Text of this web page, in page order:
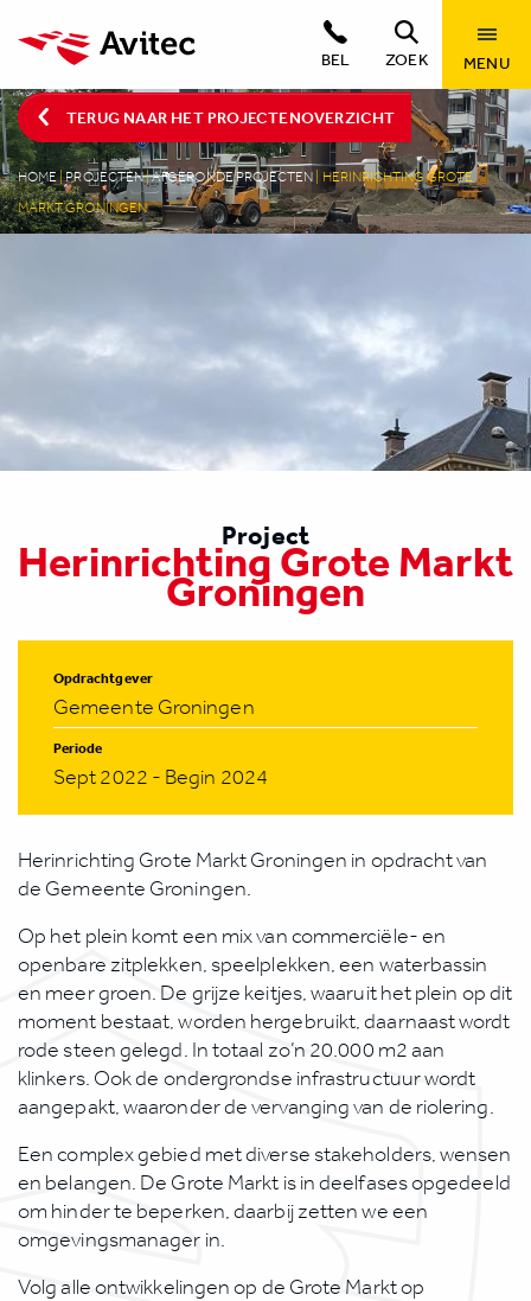
BEL ZOEK MENU
TERUG NAAR HET PROJECTENOVERZICHT
HOME|PROJECTEN|AFGERONDE PROJECTEN HERINRICHTING GROTE
MARKT GRONINGEN
Project
Herinrichting Grote Markt
Groningen
Opdrachtgever
Gemeente Groningen
Periode
Sept 2022 - Begin 2024
Herinrichting Grote Markt Groningen in opdracht van
de Gemeente Groningen.
Op het plein komt een mix van commerciële- en
openbare zitplekken, speelplekken, een waterbassin
en meer groen. De grijze keitjes, waaruit het plein op dit
moment bestaat, worden hergebruikt, daarnaast wordt
rode steen gelegd. In totaal zo’n 20.000 m2 aan
klinkers. Ook de ondergrondse infrastructuur wordt
aangepakt, waaronder de vervanging van de riolering.
Een complex gebied met diverse stakeholders, wensen
en belangen. De Grote Markt is in deelfases opgedeeld
om hinder te beperken, daarbij zetten we een
omgevingsmanager in.
Volg alle ontwikkelingen op de Grote Markt op